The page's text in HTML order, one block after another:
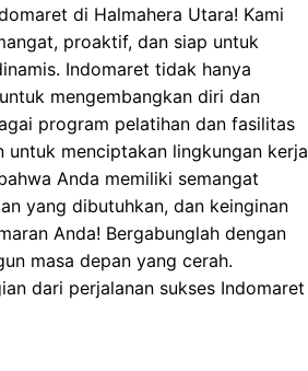
di Halmahera Utara! Kami
proaktif, dan siap untuk
Indomaret tidak hanya
mengembangkan diri dan
program pelatihan dan fasilitas
menciptakan lingkungan kerja
Anda memiliki semangat
yang dibutuhkan, dan keinginan
Anda! Bergabunglah dengan
masa depan yang cerah.
dari perjalanan sukses Indomaret